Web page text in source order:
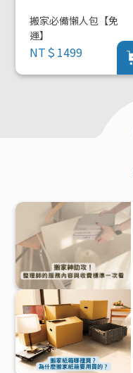
搬家必備懶人包【免
運】
NT＄1499